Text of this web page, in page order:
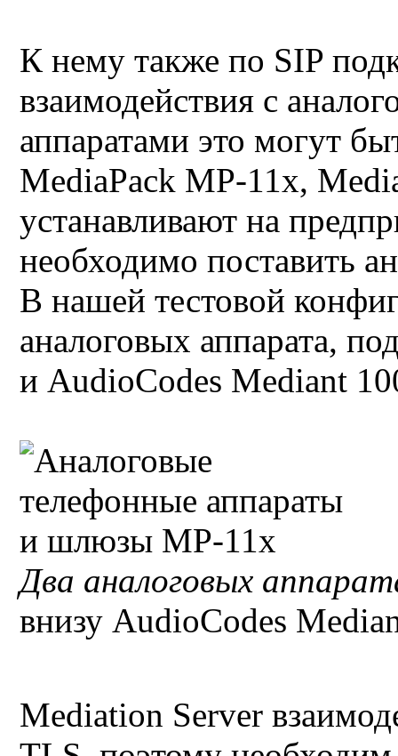
К нему также по SIP
взаимодействия с
аппаратами это могут
MediaPack MP-11x,
устанавливают на
необходимо поставить
В нашей тестовой
аналоговых аппарата,
и AudioCodes Mediant
Два аналоговых
внизу AudioCodes
Mediation Server